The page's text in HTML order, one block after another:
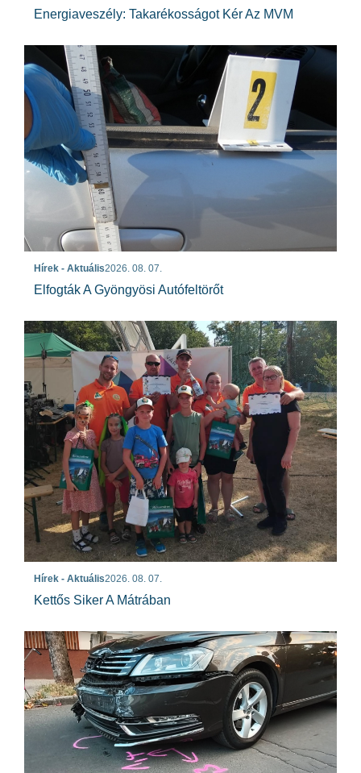
Energiaveszély: Takarékosságot Kér Az MVM
Hírek - Aktuális2026. 08. 07.
Elfogták A Gyöngyösi Autófeltörőt
Hírek - Aktuális2026. 08. 07.
Kettős Siker A Mátrában